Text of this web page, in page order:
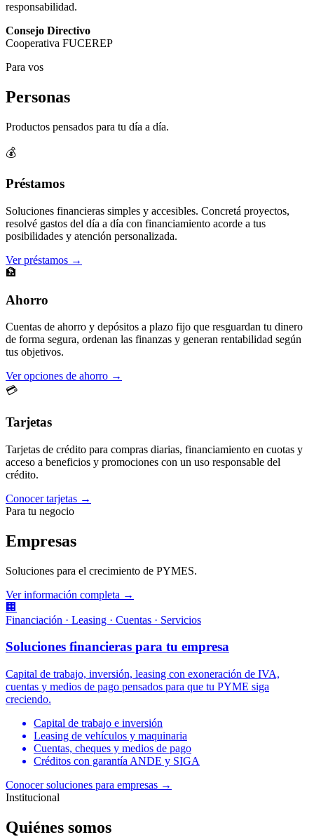
responsabilidad.
Consejo Directivo
Cooperativa FUCEREP
Para vos
Personas
Productos pensados para tu día a día.
💰
Préstamos
Soluciones financieras simples y accesibles. Concretá proyectos,
resolvé gastos del día a día con financiamiento acorde a tus
posibilidades y atención personalizada.
Ver préstamos →
🏦
Ahorro
Cuentas de ahorro y depósitos a plazo fijo que resguardan tu dinero
de forma segura, ordenan las finanzas y generan rentabilidad según
tus objetivos.
Ver opciones de ahorro →
💳
Tarjetas
Tarjetas de crédito para compras diarias, financiamiento en cuotas y
acceso a beneficios y promociones con un uso responsable del
crédito.
Conocer tarjetas →
Para tu negocio
Empresas
Soluciones para el crecimiento de PYMES.
Ver información completa →
🏢
Financiación · Leasing · Cuentas · Servicios
Soluciones financieras para tu empresa
Capital de trabajo, inversión, leasing con exoneración de IVA,
cuentas y medios de pago pensados para que tu PYME siga
creciendo.
Capital de trabajo e inversión
Leasing de vehículos y maquinaria
Cuentas, cheques y medios de pago
Créditos con garantía ANDE y SIGA
Conocer soluciones para empresas →
Institucional
Quiénes somos